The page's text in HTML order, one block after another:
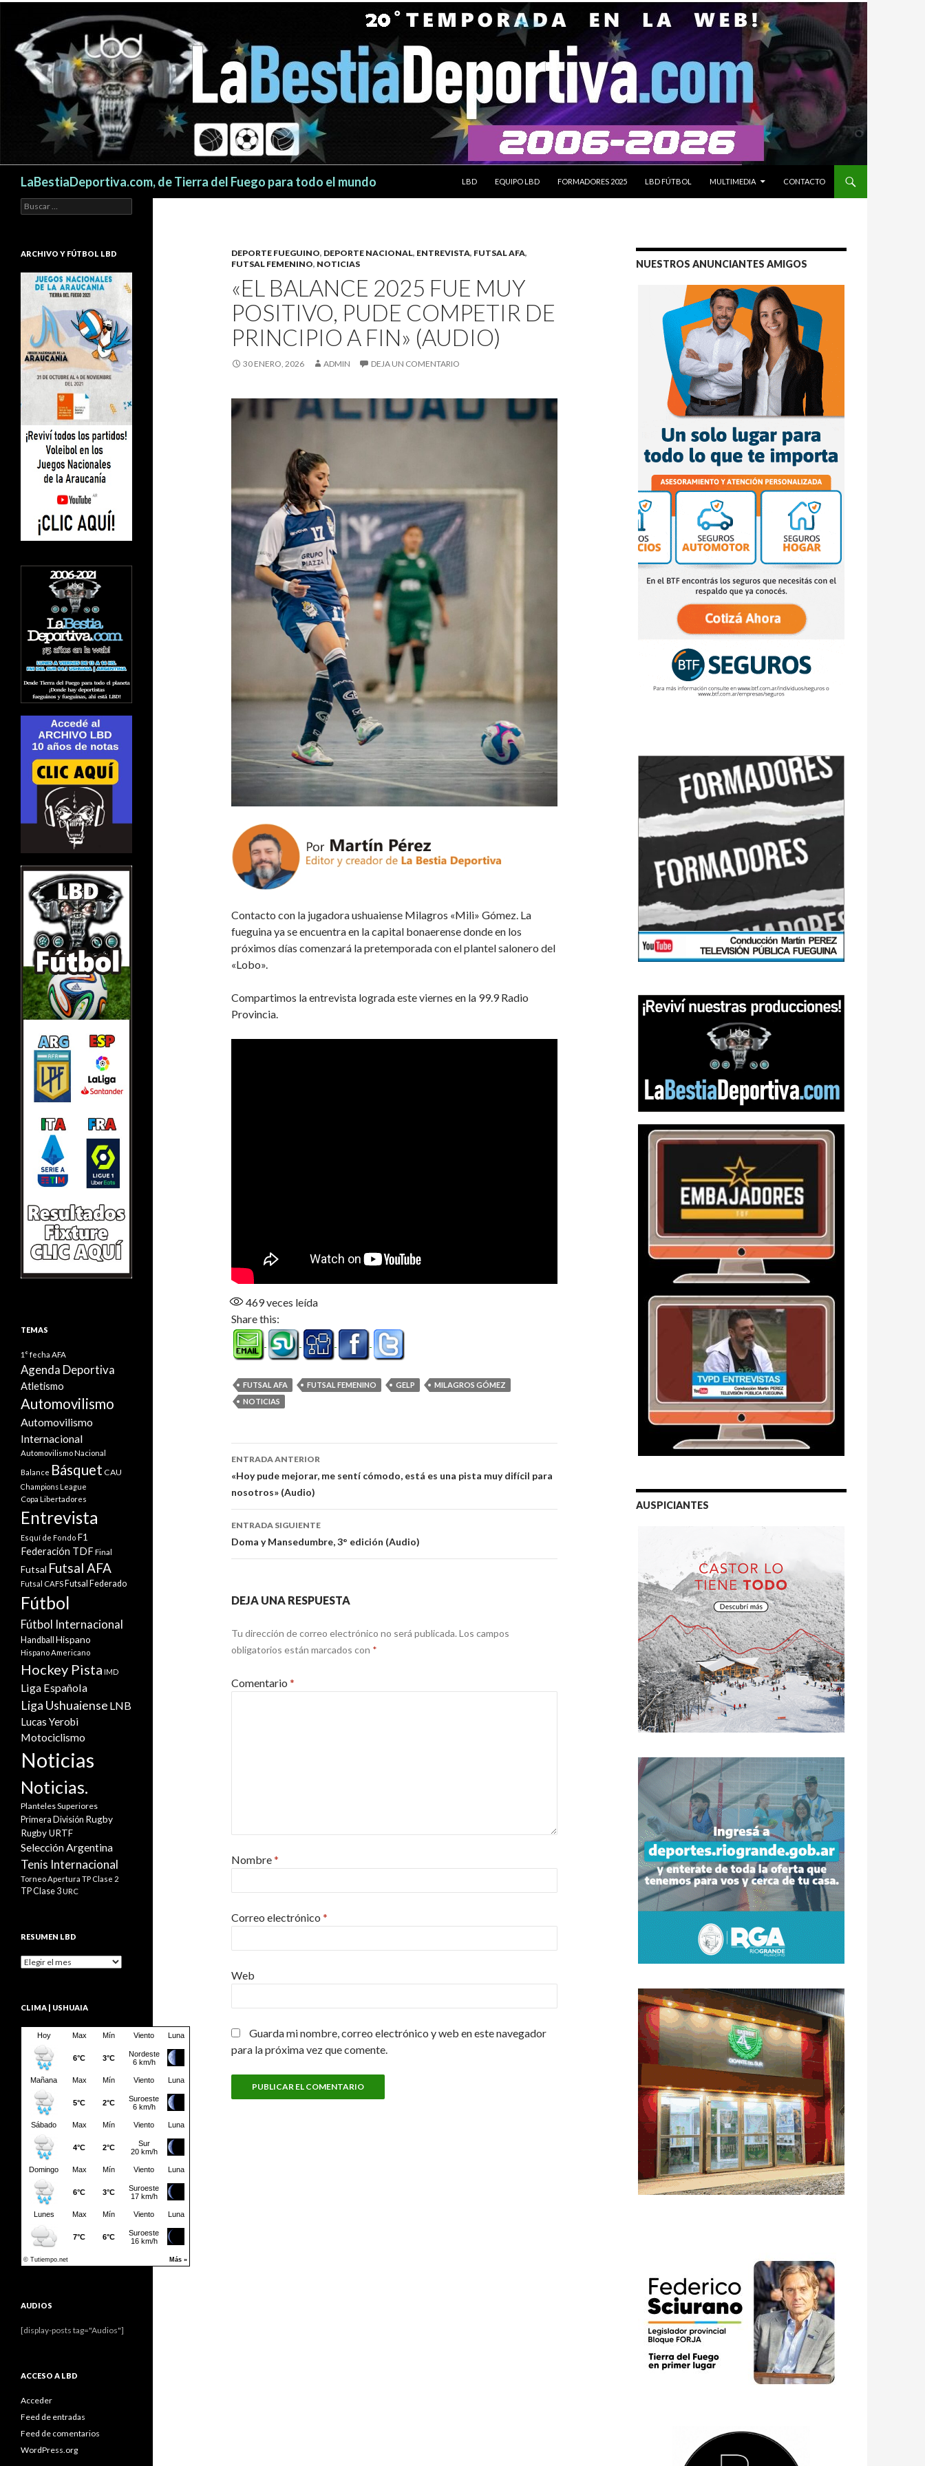
LaBestiaDeportiva.com, de Tierra del Fuego para todo el mundo
LBD
EQUIPO LBD FORMADORES 2025 LBD FÚTBOL MULTIMEDIA CONTACTO
DEPORTE FUEGUINO, DEPORTE NACIONAL, ENTREVISTA, FUTSAL AFA,
FUTSAL FEMENINO, NOTICIAS
«EL BALANCE 2025 FUE MUY
POSITIVO, PUDE COMPETIR DE
PRINCIPIO A FIN» (AUDIO)
30 ENERO, 2026 ADMIN DEJA UN COMENTARIO
Contacto con la jugadora ushuaiense Milagros «Mili» Gómez. La
fueguina ya se encuentra en la capital bonaerense donde en los
próximos días comenzará la pretemporada con el plantel salonero del
«Lobo».
Compartimos la entrevista lograda este viernes en la 99.9 Radio
Provincia.
469veces leída
Share this:
FUTSAL AFA FUTSAL FEMENINO GELP
MILAGROS GÓMEZ
NOTICIAS
Navegación
de
entradas
ENTRADA ANTERIOR
«Hoy pude mejorar, me sentí cómodo, está es una pista muy difícil para
nosotros» (Audio)
ENTRADA SIGUIENTE
Doma y Mansedumbre, 3° edición (Audio)
DEJA UNA RESPUESTA
Tu dirección de correo electrónico no será publicada. Los campos
obligatorios están marcados con *
Comentario *
Nombre*
Correo electrónico *
Web
Guarda mi nombre, correo electrónico y web en este navegador
para la próxima vez que comente.
NUESTROS ANUNCIANTES AMIGOS
AUSPICIANTES
Buscar:
ARCHIVO Y FÚTBOL LBD
TEMAS
1° fecha AFA
Agenda Deportiva
Atletismo
Automovilismo
Automovilismo
Internacional
Automovilismo Nacional
Balance Básquet CAU
Champions League
Copa Libertadores
Entrevista
Esquí de Fondo F1
Federación TDF Final
Futsal Futsal AFA
Futsal CAFS Futsal Federado
Fútbol
Fútbol Internacional
Handball Hispano
Hispano Americano
Hockey Pista IMD
Liga Española
Liga Ushuaiense LNB
Lucas Yerobi
Motociclismo
Noticias
Noticias.
Planteles Superiores
Primera División Rugby
Rugby URTF
Selección Argentina
Tenis Internacional
Torneo Apertura TP Clase 2
TP Clase 3URC
RESUMEN LBD
Resumen
CLIMA | USHUAIA
AUDIOS
[display-posts tag="Audios"]
ACCESO A LBD
Acceder
Feed de entradas
Feed de comentarios
WordPress.org